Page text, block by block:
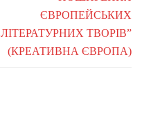
ЄВРОПЕЙСЬКИХ
ЛІТЕРАТУРНИХ ТВОРІВ”
(КРЕАТИВНА ЄВРОПА)